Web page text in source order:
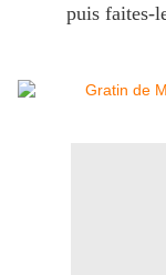
puis faites-